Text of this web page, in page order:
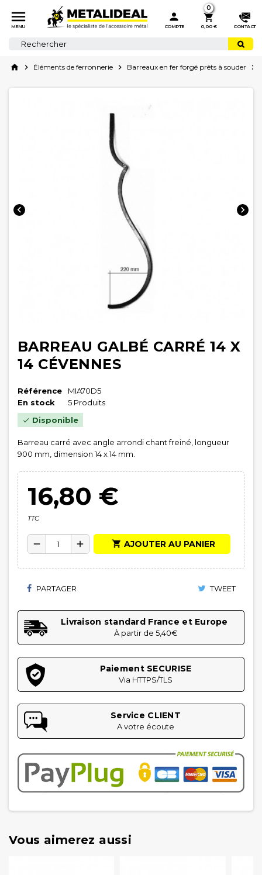

MENU

COMPTE

0,00 €
0
CONTACT
home  Éléments de ferronnerie  Barreaux en fer forgé prêts à souder 
 
BARREAU GALBÉ CARRÉ 14 X
14 CÉVENNES
Référence
MIA70D5
En stock
5 Produits
 Disponible
Barreau carré avec angle arrondi chant freiné, longueur
900 mm, dimension 14 x 14 mm.
16,80 €
TTC
remove add  AJOUTER AU PANIER
PARTAGER TWEET
Livraison standard France et Europe
À partir de 5,40€
Paiement SECURISE
Via HTTPS/TLS
Service CLIENT
A votre écoute
Vous aimerez aussi